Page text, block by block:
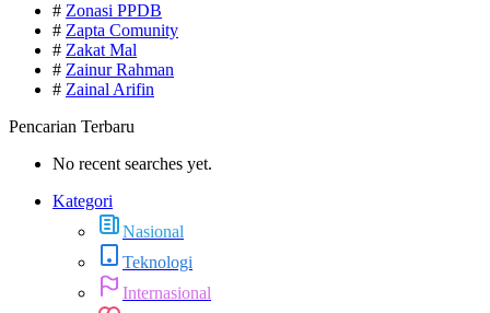
# Zonasi PPDB
# Zapta Comunity
# Zakat Mal
# Zainur Rahman
# Zainal Arifin
Pencarian Terbaru
No recent searches yet.
Kategori
Nasional
Teknologi
Internasional